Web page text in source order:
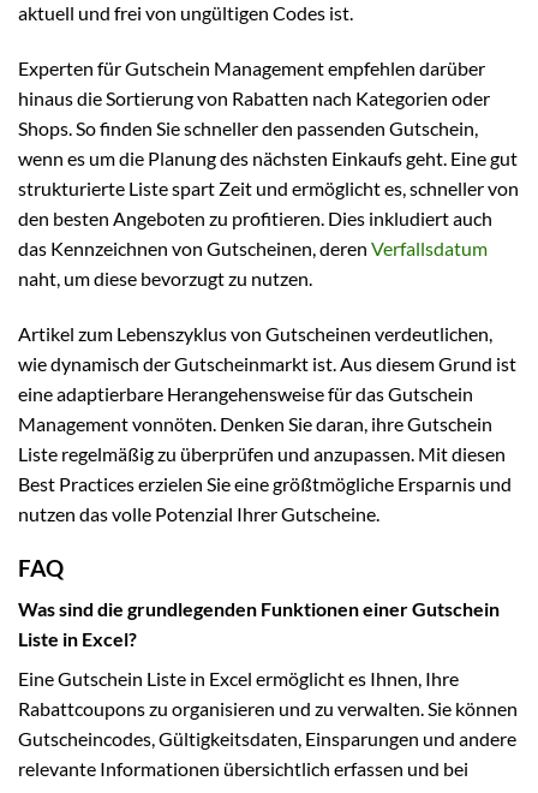
aktuell und frei von ungültigen Codes ist.
Experten für Gutschein Management empfehlen darüber
hinaus die Sortierung von Rabatten nach Kategorien oder
Shops. So finden Sie schneller den passenden Gutschein,
wenn es um die Planung des nächsten Einkaufs geht. Eine gut
strukturierte Liste spart Zeit und ermöglicht es, schneller von
den besten Angeboten zu profitieren. Dies inkludiert auch
das Kennzeichnen von Gutscheinen, deren Verfallsdatum
naht, um diese bevorzugt zu nutzen.
Artikel zum Lebenszyklus von Gutscheinen verdeutlichen,
wie dynamisch der Gutscheinmarkt ist. Aus diesem Grund ist
eine adaptierbare Herangehensweise für das Gutschein
Management vonnöten. Denken Sie daran, ihre Gutschein
Liste regelmäßig zu überprüfen und anzupassen. Mit diesen
Best Practices erzielen Sie eine größtmögliche Ersparnis und
nutzen das volle Potenzial Ihrer Gutscheine.
FAQ
Was sind die grundlegenden Funktionen einer Gutschein
Liste in Excel?
Eine Gutschein Liste in Excel ermöglicht es Ihnen, Ihre
Rabattcoupons zu organisieren und zu verwalten. Sie können
Gutscheincodes, Gültigkeitsdaten, Einsparungen und andere
relevante Informationen übersichtlich erfassen und bei